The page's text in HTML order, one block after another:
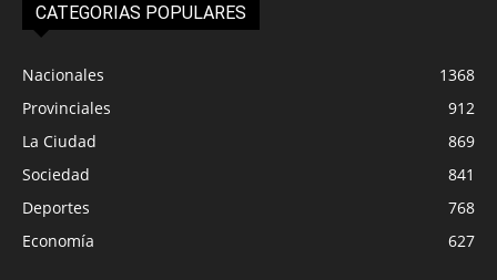
CATEGORIAS POPULARES
Nacionales
1368
Provinciales
912
La Ciudad
869
Sociedad
841
Deportes
768
Economía
627